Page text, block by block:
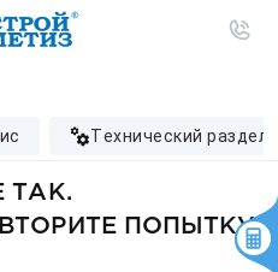
технический раздел
ТАК.
ПОПЫТКУ